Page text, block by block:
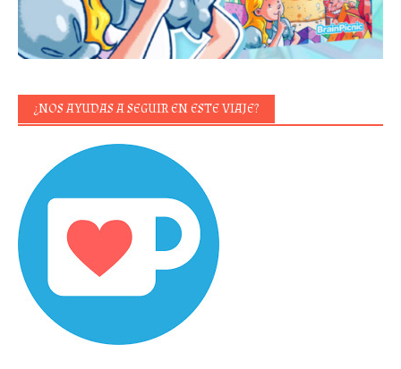
¿NOS AYUDAS A SEGUIR EN ESTE VIAJE?